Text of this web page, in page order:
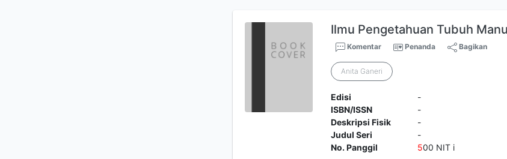
Ilmu Pengetahuan Tubuh
Komentar Penanda Bagikan
Anita Ganeri
Edisi
-
ISBN/ISSN
-
Deskripsi Fisik
-
Judul Seri
-
No. Panggil
500 NIT i